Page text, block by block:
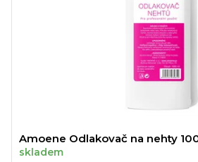
Amoene Odlakovač na nehty
skladem